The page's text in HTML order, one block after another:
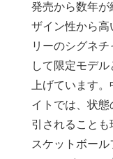
発売から数年
ザイン性から高
リーのシグネ
して限定モデ
上げています
イトでは、状
引されること
スケットボール